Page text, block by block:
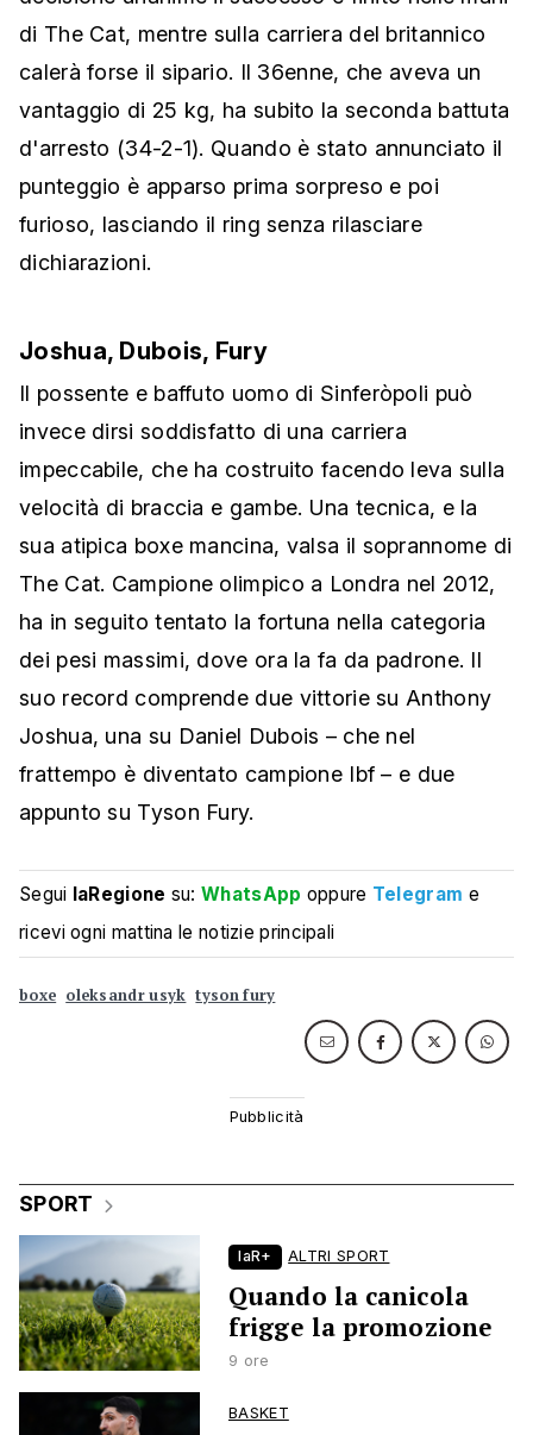
di The Cat, mentre sulla carriera del britannico
calerà forse il sipario. Il 36enne, che aveva un
vantaggio di 25 kg, ha subito la seconda battuta
d'arresto (34-2-1). Quando è stato annunciato il
punteggio è apparso prima sorpreso e poi
furioso, lasciando il ring senza rilasciare
dichiarazioni.
Joshua, Dubois, Fury
Il possente e baffuto uomo di Sinferòpoli può
invece dirsi soddisfatto di una carriera
impeccabile, che ha costruito facendo leva sulla
velocità di braccia e gambe. Una tecnica, e la
sua atipica boxe mancina, valsa il soprannome di
The Cat. Campione olimpico a Londra nel 2012,
ha in seguito tentato la fortuna nella categoria
dei pesi massimi, dove ora la fa da padrone. Il
suo record comprende due vittorie su Anthony
Joshua, una su Daniel Dubois – che nel
frattempo è diventato campione Ibf – e due
appunto su Tyson Fury.
Segui laRegione su:WhatsApp oppure Telegram e
ricevi ogni mattina le notizie principali
boxe oleksandr usyk tyson fury
SPORT
laR+ ALTRI SPORT
Quando la canicola
frigge la promozione
9 ore
BASKET